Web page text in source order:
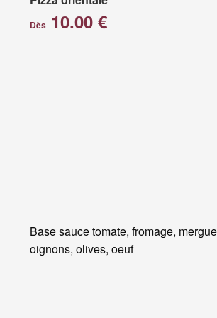
Dès 10.00 €
Base sauce tomate, fromage,
oignons, olives, oeuf